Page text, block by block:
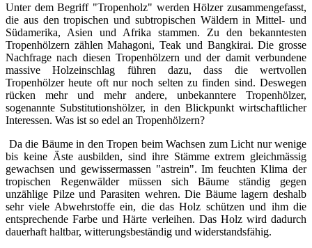
Unter dem Begriff "Tropenholz" werden Hölzer zusammengefasst,
die aus den tropischen und subtropischen Wäldern in Mittel- und
Südamerika, Asien und Afrika stammen. Zu den bekanntesten
Tropenhölzern zählen Mahagoni, Teak und Bangkirai. Die grosse
Nachfrage nach diesen Tropenhölzern und der damit verbundene
massive Holzeinschlag führen dazu, dass die wertvollen
Tropenhölzer heute oft nur noch selten zu finden sind. Deswegen
rücken mehr und mehr andere, unbekanntere Tropenhölzer,
sogenannte Substitutionshölzer, in den Blickpunkt wirtschaftlicher
Interessen. Was ist so edel an Tropenhölzern?
Da die Bäume in den Tropen beim Wachsen zum Licht nur wenige
bis keine Äste ausbilden, sind ihre Stämme extrem gleichmässig
gewachsen und gewissermassen "astrein". Im feuchten Klima der
tropischen Regenwälder müssen sich Bäume ständig gegen
unzählige Pilze und Parasiten wehren. Die Bäume lagern deshalb
sehr viele Abwehrstoffe ein, die das Holz schützen und ihm die
entsprechende Farbe und Härte verleihen. Das Holz wird dadurch
dauerhaft haltbar, witterungsbeständig und widerstandsfähig.